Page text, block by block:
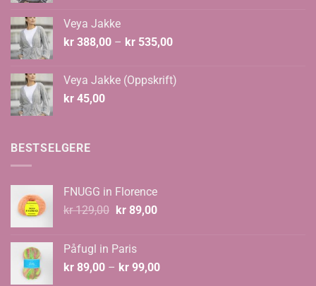
Veya Jakke
kr 388,00 – kr 535,00Prisområde:
kr 535,00
Veya Jakke (Oppskrift)
kr 45,00
BESTSELGERE
FNUGG in Florence
kr129,00 Opprinnelig
kr 129,00.
kr89,00Nåværende
Påfugl in Paris
kr 89,00 – kr 99,00Prisområde: